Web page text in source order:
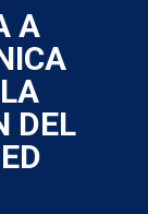
A
DEL